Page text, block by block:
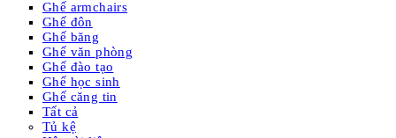
Ghế armchairs
Ghế đôn
Ghế băng
Ghế văn phòng
Ghế đào tạo
Ghế học sinh
Ghế căng tin
Tất cả
Tủ kệ